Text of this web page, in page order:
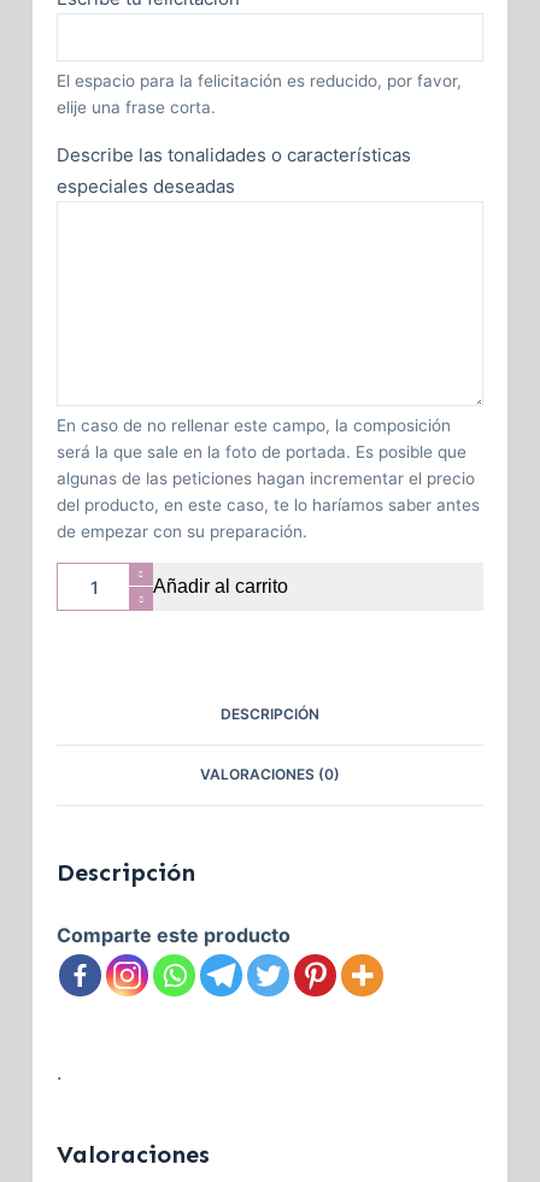
El espacio para la felicitación es reducido, por favor,
elije una frase corta.
Describe las tonalidades o características
especiales deseadas
En caso de no rellenar este campo, la composición
será la que sale en la foto de portada. Es posible que
algunas de las peticiones hagan incrementar el precio
del producto, en este caso, te lo haríamos saber antes
de empezar con su preparación.
Añadir al carrito
DESCRIPCIÓN
VALORACIONES (0)
Descripción
Comparte este producto
.
Valoraciones